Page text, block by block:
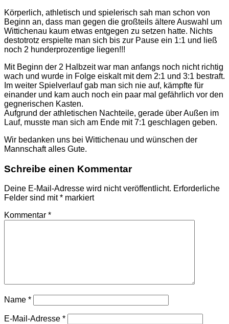
Körperlich, athletisch und spielerisch sah man schon von
Beginn an, dass man gegen die großteils ältere Auswahl um
Wittichenau kaum etwas entgegen zu setzen hatte. Nichts
destotrotz erspielte man sich bis zur Pause ein 1:1 und ließ
noch 2 hunderprozentige liegen!!!
Mit Beginn der 2 Halbzeit war man anfangs noch nicht richtig
wach und wurde in Folge eiskalt mit dem 2:1 und 3:1 bestraft.
Im weiter Spielverlauf gab man sich nie auf, kämpfte für
einander und kam auch noch ein paar mal gefährlich vor den
gegnerischen Kasten.
Aufgrund der athletischen Nachteile, gerade über Außen im
Lauf, musste man sich am Ende mit 7:1 geschlagen geben.
Wir bedanken uns bei Wittichenau und wünschen der
Mannschaft alles Gute.
Schreibe einen Kommentar
Deine E-Mail-Adresse wird nicht veröffentlicht. Erforderliche
Felder sind mit* markiert
Kommentar *
Name *
E-Mail-Adresse *